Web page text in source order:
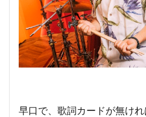
早口で、歌詞カードが無け